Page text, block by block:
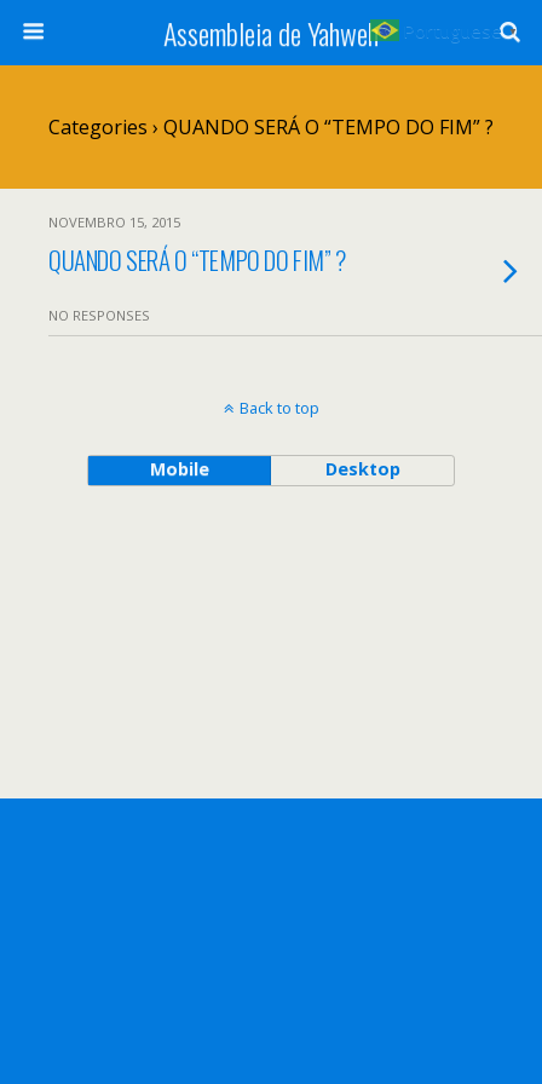
Assembleia de Yahweh
Categories › QUANDO SERÁ O “TEMPO DO FIM” ?
NOVEMBRO 15, 2015
QUANDO SERÁ O “TEMPO DO FIM” ?
NO RESPONSES
Back to top
Mobile Desktop
Portuguese ▼